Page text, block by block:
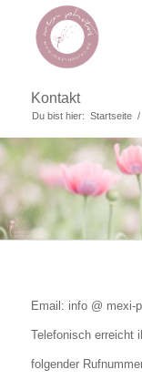
Kontakt
Du bist hier: Startseite /
Email: info @ mexi-
Telefonisch erreicht
folgender